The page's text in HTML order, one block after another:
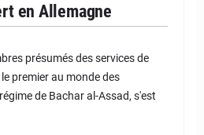
en Allemagne
présumés des services de
premier au monde des
de Bachar al-Assad, s'est